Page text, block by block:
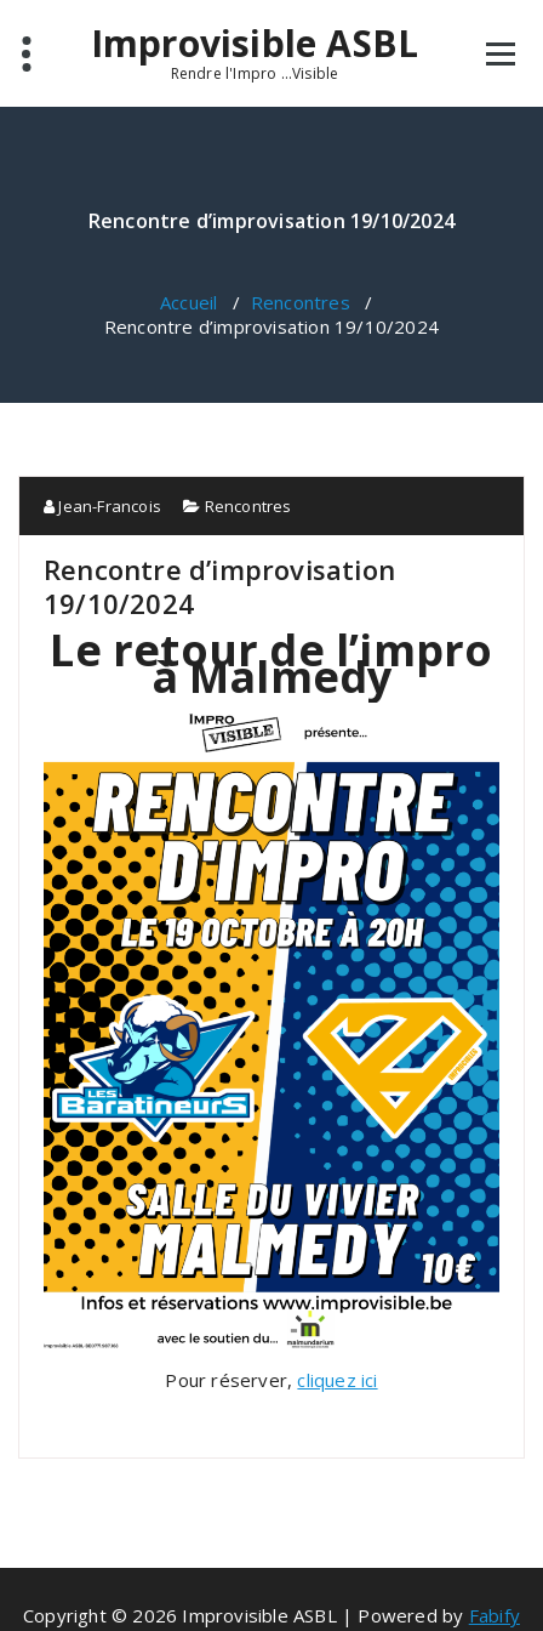
contenu
Improvisible ASBL
Rendre l'Impro ...Visible
Rencontre d’improvisation 19/10/2024
Accueil / Rencontres /
Rencontre d’improvisation 19/10/2024
Jean-Francois Rencontres
Rencontre d’improvisation
19/10/2024
Le retour de l’impro
à Malmedy
Pour réserver,cliquez ici
Copyright © 2026 Improvisible ASBL | Powered by Fabify